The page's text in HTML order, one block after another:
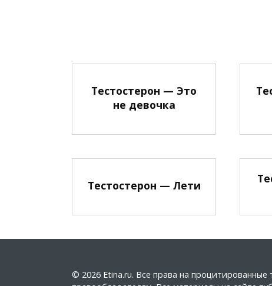
Тестостерон — Это
не девочка
Тестостерон — Лети
© 2026 Etina.ru. Все права на